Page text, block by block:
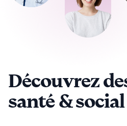
Découvrez
santé & social